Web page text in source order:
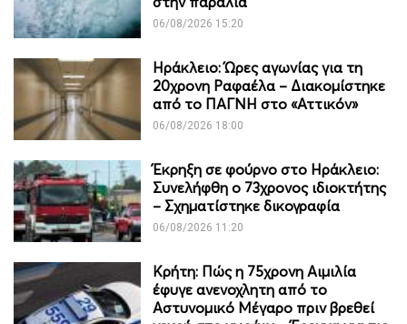
06/08/2026 15:20
Ηράκλειο: Ώρες αγωνίας για τη
20χρονη Ραφαέλα – Διακομίστηκε
από το ΠΑΓΝΗ στο «Αττικόν»
06/08/2026 18:00
Έκρηξη σε φούρνο στο Ηράκλειο:
Συνελήφθη ο 73χρονος ιδιοκτήτης
– Σχηματίστηκε δικογραφία
06/08/2026 11:20
Κρήτη: Πώς η 75χρονη Αιμιλία
έφυγε ανενοχλητη από το
Αστυνομικό Μέγαρο πριν βρεθεί